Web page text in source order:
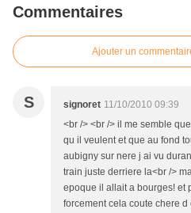
Commentaires
Ajouter un
S signoret 11/10/2010 09:39
<br /> <br /> il me semble
qu il veulent et que au fond
aubigny sur nere j ai vu
train juste derriere la<br />
epoque il allait a bourges! et
forcement cela coute chere